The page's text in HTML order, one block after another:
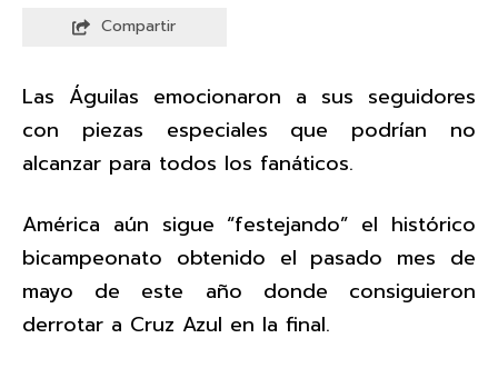
Compartir
Las Águilas emocionaron a sus seguidores
con piezas especiales que podrían no
alcanzar para todos los fanáticos.
América aún sigue “festejando” el histórico
bicampeonato obtenido el pasado mes de
mayo de este año donde consiguieron
derrotar a Cruz Azul en la final.